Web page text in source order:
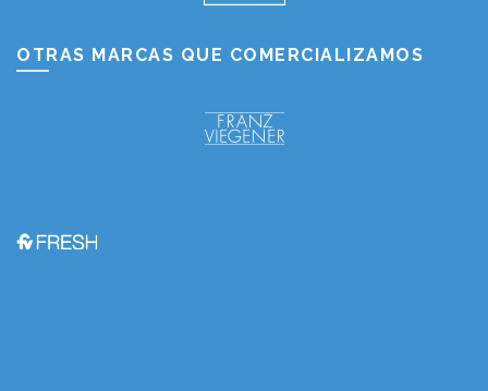
OTRAS MARCAS QUE COMERCIALIZAMOS